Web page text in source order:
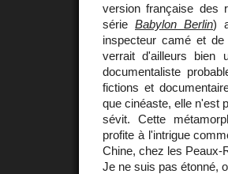
version française des
série Babylon Berlin)
inspecteur camé et
verrait d'ailleurs bien
documentaliste
fictions et
que cinéaste, elle n'est
sévit. Cette
profite à l'intrigue
Chine, chez les Peaux-
Je ne suis pas étonné,